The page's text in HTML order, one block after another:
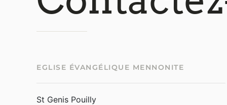
EGLISE ÉVANGÉLIQUE MENNONITE
St Genis Pouilly